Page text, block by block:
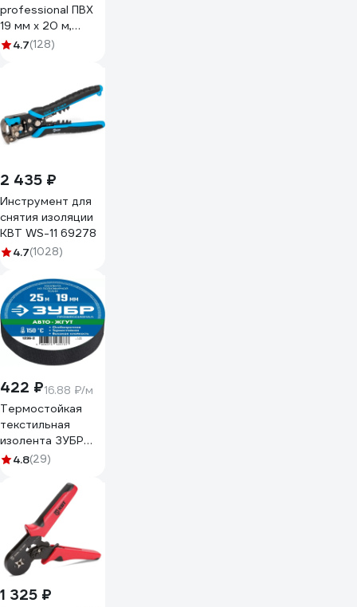
professional ПВХ
19 мм х 20 м,
черная GT-0-3
4.7(128)
2 435 ₽
Инструмент для
снятия изоляции
КВТ WS-11 69278
4.7(1028)
422 ₽16.88 ₽/м
Термостойкая
текстильная
изолента ЗУБР
Авто-Жгут 19 мм х
4.8(29)
1 325 ₽